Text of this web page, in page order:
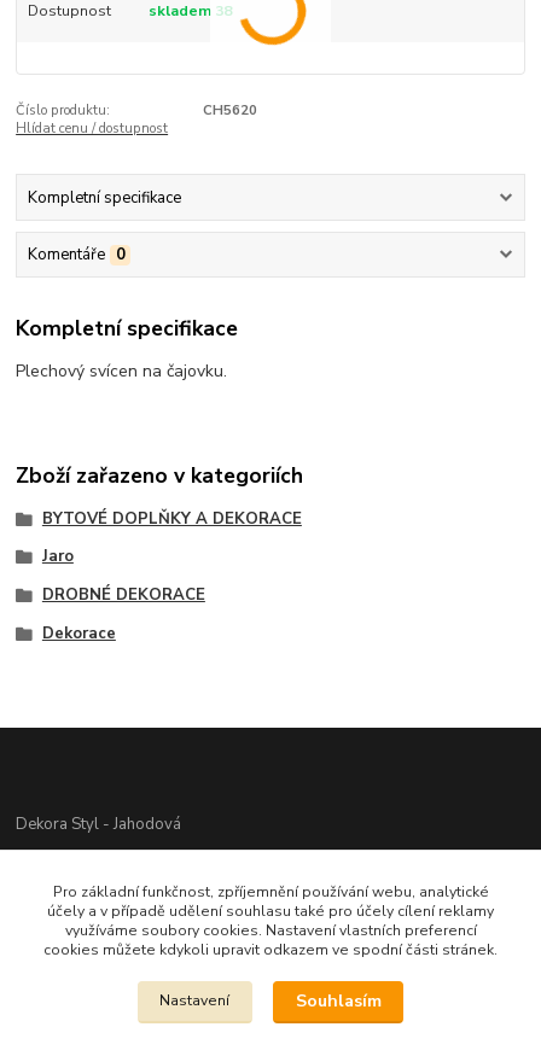
Dostupnost skladem 38
Číslo produktu:
CH5620
Hlídat cenu / dostupnost
Kompletní specifikace
Komentáře 0
Kompletní specifikace
Plechový svícen na čajovku.
Zboží zařazeno v kategoriích
BYTOVÉ DOPLŇKY A DEKORACE
Jaro
DROBNÉ DEKORACE
Dekorace
Dekora Styl - Jahodová
721312944
info@zbozi-darky.cz
Pro základní funkčnost, zpříjemnění používání webu, analytické
účely a v případě udělení souhlasu také pro účely cílení reklamy
využíváme soubory cookies. Nastavení vlastních preferencí
cookies můžete kdykoli upravit odkazem ve spodní části stránek.
Nastavení Souhlasím